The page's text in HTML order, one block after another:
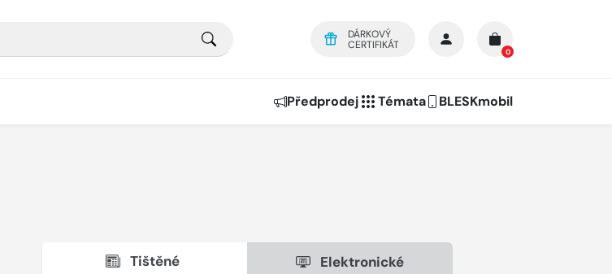
DÁRKOVÝ
CERTIFIKÁT
0
Předprodej Témata BLESKmobil
Tištěné Elektronické